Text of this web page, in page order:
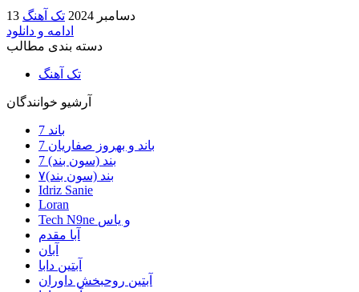
13 دسامبر 2024
تک آهنگ
ادامه و دانلود
دسته بندی مطالب
تک آهنگ
آرشیو خوانندگان
7 باند
7 باند و بهروز صفاریان
7 بند (سون بند)
۷بند (سون بند)
Idriz Sanie
Loran
Tech N9ne و یاس
آبا مقدم
آبان
آبتین دابا
آبتین روحبخش داوران